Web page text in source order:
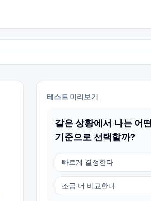
테스트 미리보기
같은 상황에서 나는 어떤
기준으로 선택할까?
빠르게 결정한다
조금 더 비교한다